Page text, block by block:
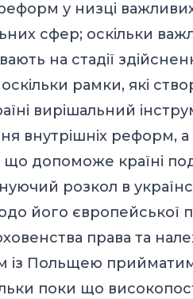
у низці важливих
сфер; оскільки
на стадії
рамки, які
вирішальний
внутрішніх реформ, а
допоможе країні
розкол в
його європейської
права та
із Польщею
поки що